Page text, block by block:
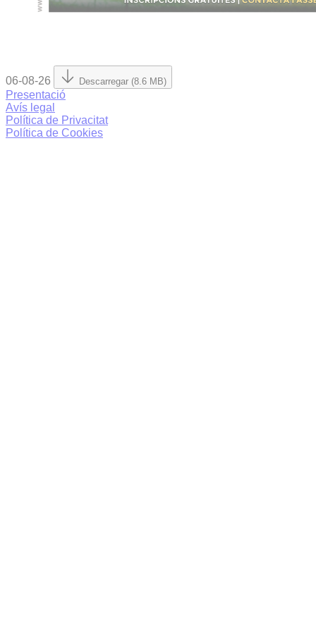
06-08-26 Descarregar (8.6 MB)
Presentació
Avís legal
Política de Privacitat
Política de Cookies